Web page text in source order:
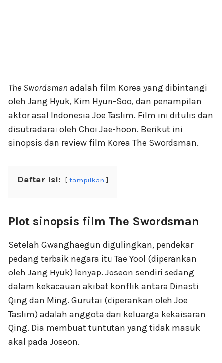
The Swordsman adalah film Korea yang dibintangi
oleh Jang Hyuk, Kim Hyun-Soo, dan penampilan
aktor asal Indonesia Joe Taslim. Film ini ditulis dan
disutradarai oleh Choi Jae-hoon. Berikut ini
sinopsis dan review film Korea The Swordsman.
Daftar Isi: tampilkan
Plot sinopsis film The Swordsman
Setelah Gwanghaegun digulingkan, pendekar
pedang terbaik negara itu Tae Yool (diperankan
oleh Jang Hyuk) lenyap. Joseon sendiri sedang
dalam kekacauan akibat konflik antara Dinasti
Qing dan Ming. Gurutai (diperankan oleh Joe
Taslim) adalah anggota dari keluarga kekaisaran
Qing. Dia membuat tuntutan yang tidak masuk
akal pada Joseon.